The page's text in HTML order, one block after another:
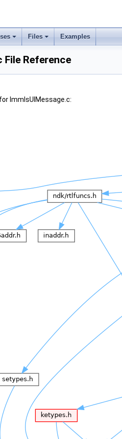
Files Examples
File Reference
ImmIsUIMessage.c: